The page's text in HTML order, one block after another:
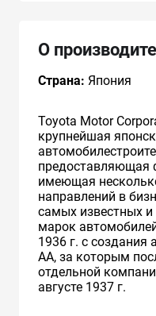
О
Страна: Япония
Toyota Motor
крупнейшая
предоставляющая
имеющая
направлений в
самых известных
марок
1936 г. с создания
AA, за которым
отдельной
августе 1937 г.